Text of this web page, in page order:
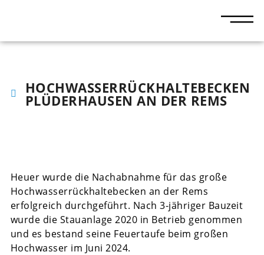
HOCHWASSERRÜCKHALTEBECKEN
PLÜDERHAUSEN AN DER REMS
Heuer wurde die Nachabnahme für das große
Hochwasserrückhaltebecken an der Rems
erfolgreich durchgeführt. Nach 3-jähriger Bauzeit
wurde die Stauanlage 2020 in Betrieb genommen
und es bestand seine Feuertaufe beim großen
Hochwasser im Juni 2024.